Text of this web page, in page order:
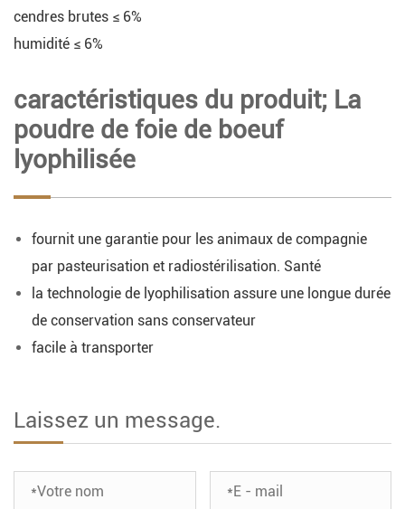
cendres brutes ≤ 6%
humidité ≤ 6%
caractéristiques du produit; La
poudre de foie de boeuf
lyophilisée
fournit une garantie pour les animaux de compagnie
par pasteurisation et radiostérilisation. Santé
la technologie de lyophilisation assure une longue durée
de conservation sans conservateur
facile à transporter
Laissez un message.